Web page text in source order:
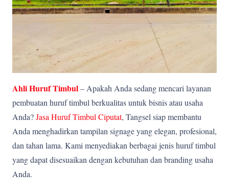
Ahli Huruf Timbul– Apakah Anda sedang mencari layanan
pembuatan huruf timbul berkualitas untuk bisnis atau usaha
Anda?Jasa Huruf Timbul Ciputat, Tangsel siap membantu
Anda menghadirkan tampilan signage yang elegan, profesional,
dan tahan lama. Kami menyediakan berbagai jenis huruf timbul
yang dapat disesuaikan dengan kebutuhan dan branding usaha
Anda.